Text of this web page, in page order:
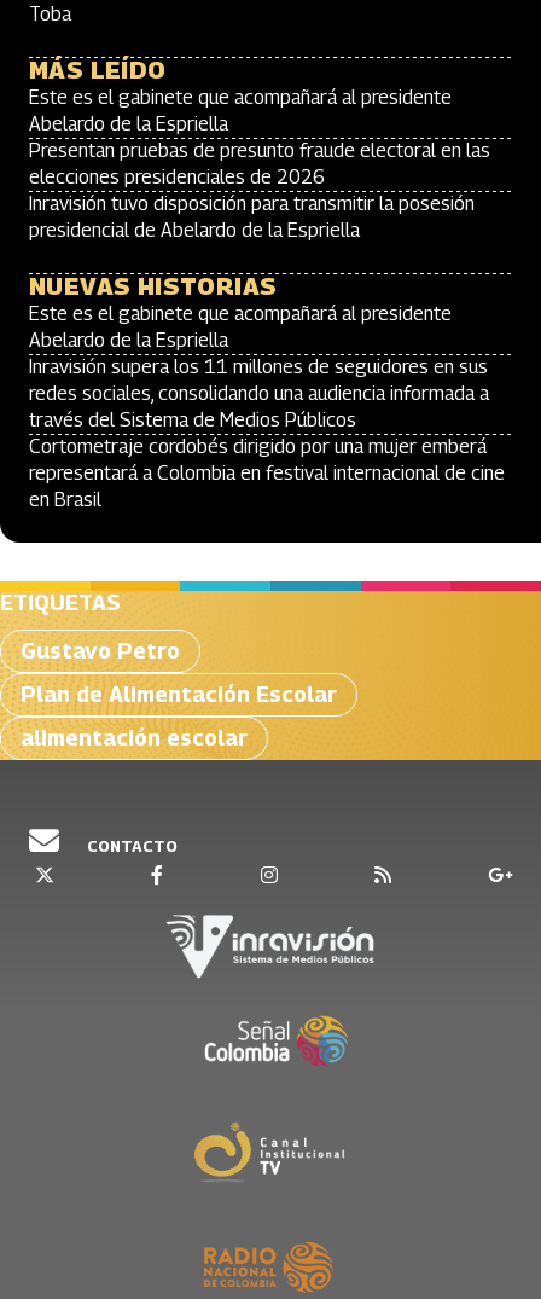
Toba
MÁS LEÍDO
Este es el gabinete que acompañará al presidente
Abelardo de la Espriella
Presentan pruebas de presunto fraude electoral en las
elecciones presidenciales de 2026
Inravisión tuvo disposición para transmitir la posesión
presidencial de Abelardo de la Espriella
NUEVAS HISTORIAS
Este es el gabinete que acompañará al presidente
Abelardo de la Espriella
Inravisión supera los 11 millones de seguidores en sus
redes sociales, consolidando una audiencia informada a
través del Sistema de Medios Públicos
Cortometraje cordobés dirigido por una mujer emberá
representará a Colombia en festival internacional de cine
en Brasil
ETIQUETAS
Gustavo Petro
Plan de Alimentación Escolar
alimentación escolar
CONTACTO